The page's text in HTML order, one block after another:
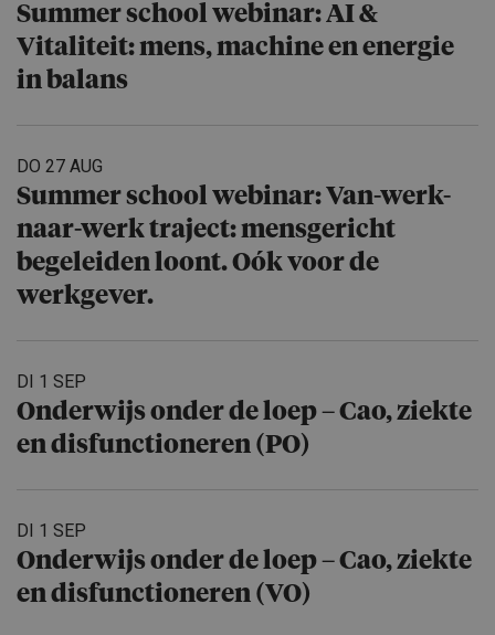
Summer school webinar: AI &
Vitaliteit: mens, machine en energie
in balans
DO 27 AUG
Summer school webinar: Van-werk-
naar-werk traject: mensgericht
begeleiden loont. Oók voor de
werkgever.
DI 1 SEP
Onderwijs onder de loep – Cao, ziekte
en disfuncti­o­neren (PO)
DI 1 SEP
Onderwijs onder de loep – Cao, ziekte
en disfuncti­o­neren (VO)